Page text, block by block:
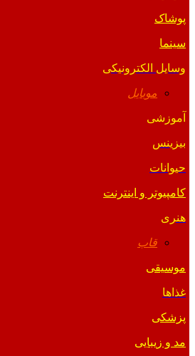
پوشاک
سینما
وسایل الکترونیکی
موبایل
آموزشی
بیزینس
حیوانات
کامپیوتر و اینترنت
هنری
قاب
موسیقی
غذاها
پزشکی
مد و زیبایی